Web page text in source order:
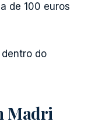
de 100 euros
do
Madri